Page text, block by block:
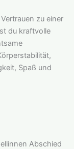
zu einer
du kraftvolle
Spaß und
Abschied